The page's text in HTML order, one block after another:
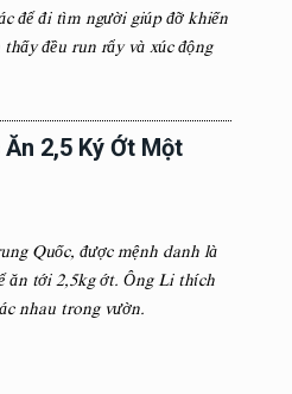
để đi tìm người giúp đỡ khiến
đều run rẩy và xúc động
Ăn 2,5 Ký Ớt Một
Quốc, được mệnh danh là
ăn tới 2,5kg ớt. Ông Li thích
nhau trong vườn.